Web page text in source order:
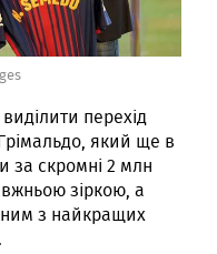
перехід
який ще в
за скромні 2 млн
зіркою, а
з найкращих